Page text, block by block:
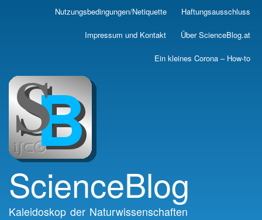
Skip
main
Nutzungsbedingungen/Netiquette Haftungsausschluss
Impressum und Kontakt Über ScienceBlog.at
Ein kleines Corona – How-to
ScienceBlog
Kaleidoskop der Naturwissenschaften